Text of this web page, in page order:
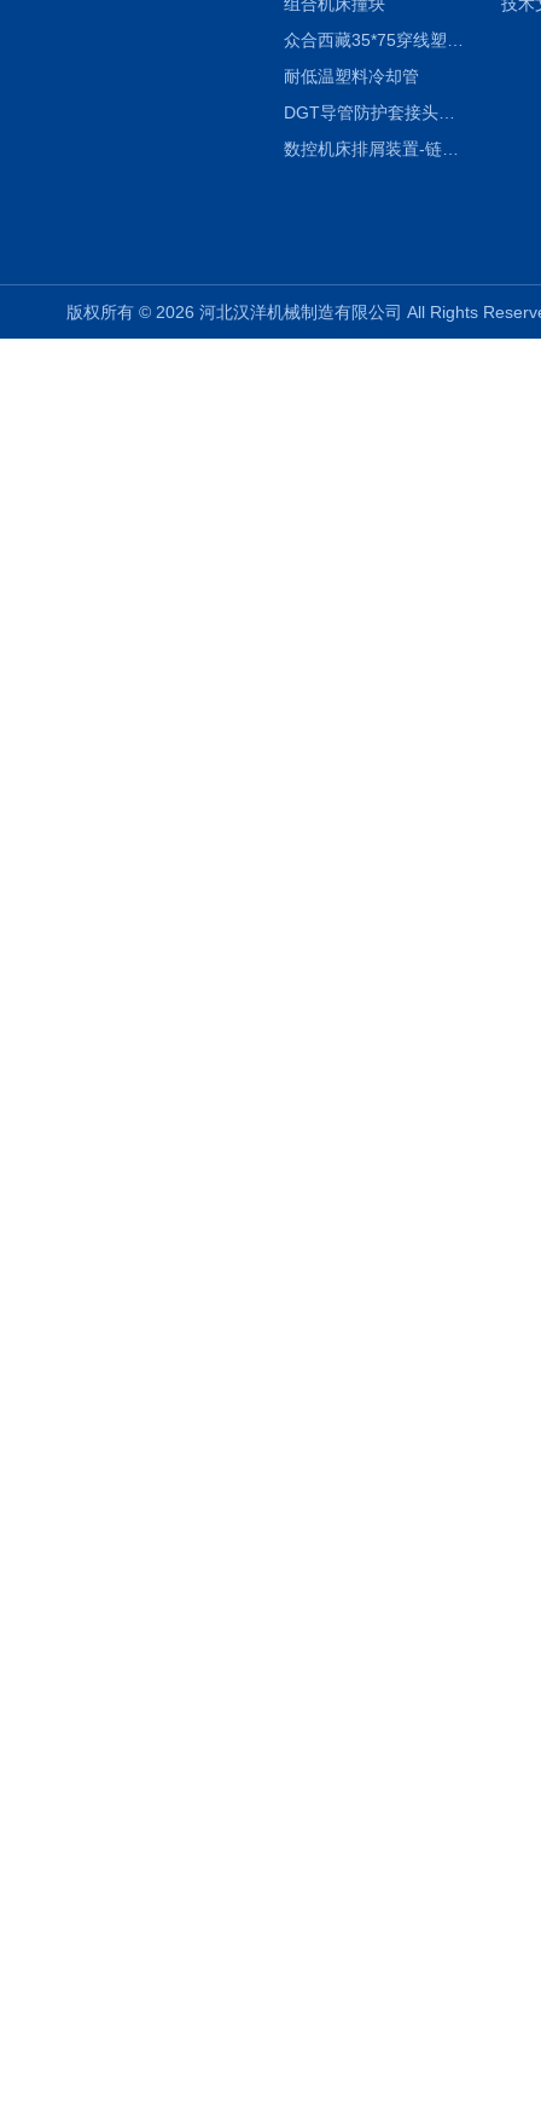
耐低温塑料冷却管
DGT导管防护套接头形式与参数
数控机床排屑装置-链板式排屑机
版权所有 © 2026 河北汉洋机械制造有限公司 All Rights